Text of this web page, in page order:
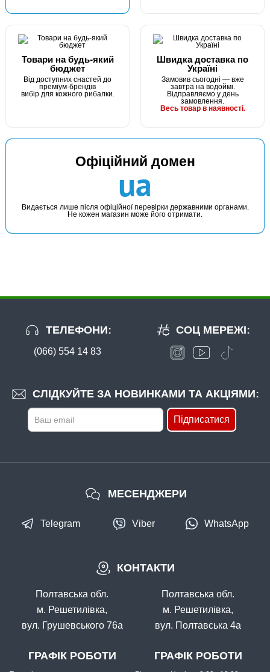
Товари на будь-який
бюджет
Від доступних снастей до
преміум-брендів
вибір для кожного рибалки.
Швидка доставка по
Україні
Замовив сьогодні — вже
завтра на водоймі.
Відправляємо у день
замовлення.
Весь товар в наявності.
Офіційний домен
ua
Видається лише після офіційної перевірки державними органами.
Не кожен магазин може його отримати.
ТЕЛЕФОНИ:
(066) 554 14 83
СЛІДКУЙТЕ ЗА НОВИНКАМИ ТА АКЦІЯМИ:
Підписатися
СОЦ МЕРЕЖІ:
КОНТАКТИ
Полтавська обл.
м. Решетилівка,
вул. Грушевського 76а
ГРАФІК РОБОТИ
Полтавська обл.
м. Решетилівка,
вул. Полтавська 4а
ГРАФІК РОБОТИ
МЕСЕНДЖЕРИ
Telegram Viber WhatsApp